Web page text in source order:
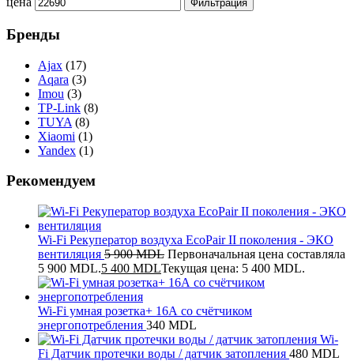
Фильтрация
Бренды
Ajax (17)
Aqara (3)
Imou (3)
TP-Link (8)
TUYA (8)
Xiaomi (1)
Yandex (1)
Рекомендуем
Wi-Fi Рекуператор воздуха EcoPair II поколения - ЭКО
вентиляция 5 900MDL Первоначальная цена составляла
5 900 MDL.5 400 MDLТекущая цена: 5 400 MDL.
Wi-Fi умная розетка+ 16А со счётчиком
энергопотребления 340 MDL
Wi-
Fi Датчик протечки воды / датчик затопления 480 MDL